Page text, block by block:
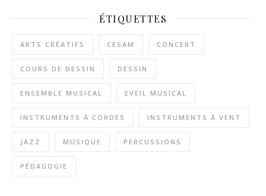
ÉTIQUETTES
ARTS CRÉATIFS CESAM CONCERT
COURS DE DESSIN DESSIN
ENSEMBLE MUSICAL EVEIL MUSICAL
INSTRUMENTS À CORDES INSTRUMENTS À VENT
JAZZ MUSIQUE PERCUSSIONS
PÉDAGOGIE